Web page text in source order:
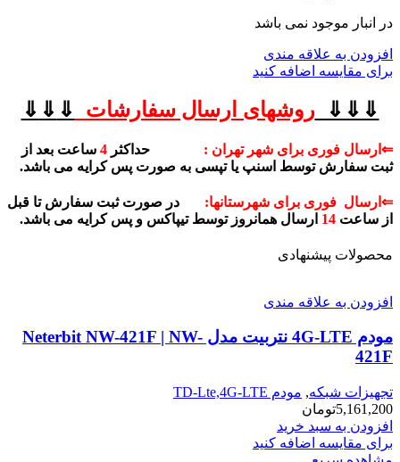
در انبار موجود نمی باشد
افزودن به علاقه مندی
برای مقایسه اضافه کنید
⇓⇓⇓روشهای ارسال سفارشات ⇓
⇓
⇓
⇐ارسال فوری برای شهر تهران : حداکثر 4 ساعت بعد از
ثبت سفارش توسط اسنپ یا تپسی به صورت پس کرایه می باشد.
⇐ارسال فوری برای شهرستانها: در صورت ثبت سفارش تا قبل
از ساعت 14 ارسال همانروز توسط تیپاکس و پس کرایه می باشد.
محصولات پیشنهادی
افزودن به علاقه مندی
مودم 4G-LTE نتربیت مدل Neterbit NW-421F | NW-
421F
تجهیزات شبکه, مودم TD-Lte,4G-LTE
5,161,200تومان
افزودن به سبد خرید
برای مقایسه اضافه کنید